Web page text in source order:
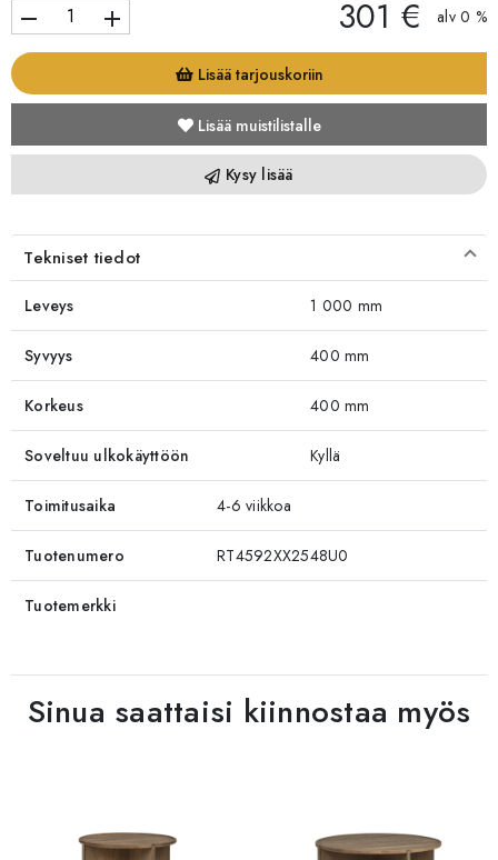
remove add 301 € alv 0 %
Lisää tarjouskoriin
Lisää muistilistalle
Kysy lisää
Tekniset tiedot
Leveys 1 000 mm
Syvyys 400 mm
Korkeus 400 mm
Soveltuu ulkokäyttöön Kyllä
Toimitusaika 4-6 viikkoa
Tuotenumero RT4592XX2548U0
Tuotemerkki
Sinua saattaisi kiinnostaa myös